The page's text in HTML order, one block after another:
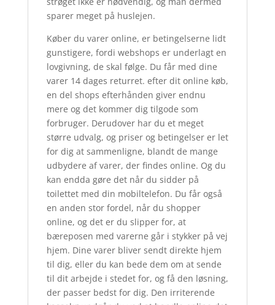
sparer meget på huslejen.
Køber du varer online, er betingelserne lidt
gunstigere, fordi webshops er underlagt en
lovgivning, de skal følge. Du får med dine
varer 14 dages returret. efter dit online køb,
en del shops efterhånden giver endnu
mere og det kommer dig tilgode som
forbruger. Derudover har du et meget
større udvalg, og priser og betingelser er let
for dig at sammenligne, blandt de mange
udbydere af varer, der findes online. Og du
kan endda gøre det når du sidder på
toilettet med din mobiltelefon. Du får også
en anden stor fordel, når du shopper
online, og det er du slipper for, at
bæreposen med varerne går i stykker på vej
hjem. Dine varer bliver sendt direkte hjem
til dig, eller du kan bede dem om at sende
til dit arbejde i stedet for, og få den løsning,
der passer bedst for dig. Den irriterende